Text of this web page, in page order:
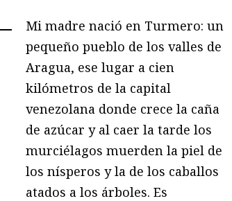
Mi madre nació en Turmero: un
pequeño pueblo de los valles de
Aragua, ese lugar a cien
kilómetros de la capital
venezolana donde crece la caña
de azúcar y al caer la tarde los
murciélagos muerden la piel de
los nísperos y la de los caballos
atados a los árboles. Es